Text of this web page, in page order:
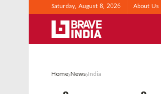
Saturday, August 8, 2026 About Us
Home News India